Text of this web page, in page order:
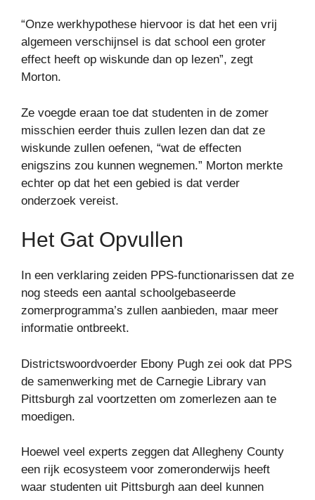
“Onze werkhypothese hiervoor is dat het een vrij
algemeen verschijnsel is dat school een groter
effect heeft op wiskunde dan op lezen”, zegt
Morton.
Ze voegde eraan toe dat studenten in de zomer
misschien eerder thuis zullen lezen dan dat ze
wiskunde zullen oefenen, “wat de effecten
enigszins zou kunnen wegnemen.” Morton merkte
echter op dat het een gebied is dat verder
onderzoek vereist.
Het Gat Opvullen
In een verklaring zeiden PPS-functionarissen dat ze
nog steeds een aantal schoolgebaseerde
zomerprogramma’s zullen aanbieden, maar meer
informatie ontbreekt.
Districtswoordvoerder Ebony Pugh zei ook dat PPS
de samenwerking met de Carnegie Library van
Pittsburgh zal voortzetten om zomerlezen aan te
moedigen.
Hoewel veel experts zeggen dat Allegheny County
een rijk ecosysteem voor zomeronderwijs heeft
waar studenten uit Pittsburgh aan deel kunnen